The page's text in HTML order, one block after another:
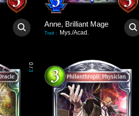
Anne, Brilliant Mage
Trait : Mys./Acad.
0
/
3